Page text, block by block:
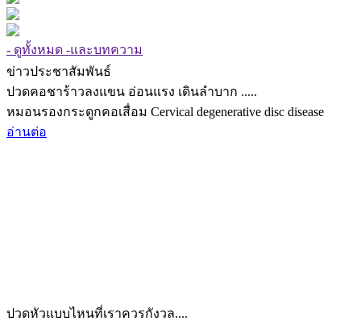
- ดูทั้งหมด -และบทความ
ข่าวประชาสัมพันธ์
ปวดคอชาร้าวลงแขน อ่อนแรง เดินลำบาก .....
หมอนรองกระดูกคอเสื่อม Cervical degenerative disc disease
อ่านต่อ
ปวดหัวแบบไหนที่เราควรกังวล....